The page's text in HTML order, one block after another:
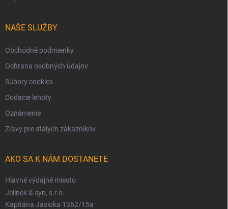
NAŠE SLUŽBY
Obchodné podmienky
Ochrana osobných údajov
Súbory cookies
Dodacie lehoty
Oznámenie
Zľavy pre stálych zákazníkov
AKO SA K NÁM DOSTANETE
Hlavné výdajné miesto
Jelínek & syn, s.r.o.
Kapitána Jasioka 1362/15a